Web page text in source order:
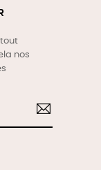
tout
nos